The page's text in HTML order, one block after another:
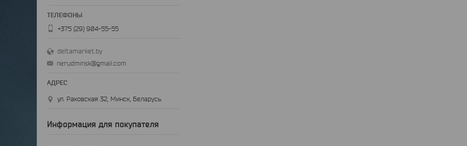
+375 (29) 904-55-55
deltamarket.by
nerudminsk@gmail.com
ул. Раковская 32, Минск, Беларусь
Информация для покупателя